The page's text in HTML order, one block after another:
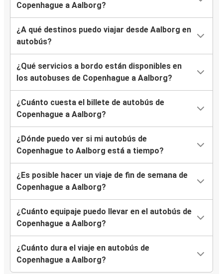
Copenhague a Aalborg?
¿A qué destinos puedo viajar desde Aalborg en
autobús?
¿Qué servicios a bordo están disponibles en
los autobuses de Copenhague a Aalborg?
¿Cuánto cuesta el billete de autobús de
Copenhague a Aalborg?
¿Dónde puedo ver si mi autobús de
Copenhague to Aalborg está a tiempo?
¿Es posible hacer un viaje de fin de semana de
Copenhague a Aalborg?
¿Cuánto equipaje puedo llevar en el autobús de
Copenhague a Aalborg?
¿Cuánto dura el viaje en autobús de
Copenhague a Aalborg?